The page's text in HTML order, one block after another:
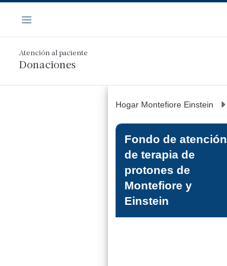
contenido
principal
Navegación
Menú
Atención al paciente
Donaciones
Hogar Montefiore Einstein
Fondo de atención
de terapia de
protones de
Montefiore y
Einstein